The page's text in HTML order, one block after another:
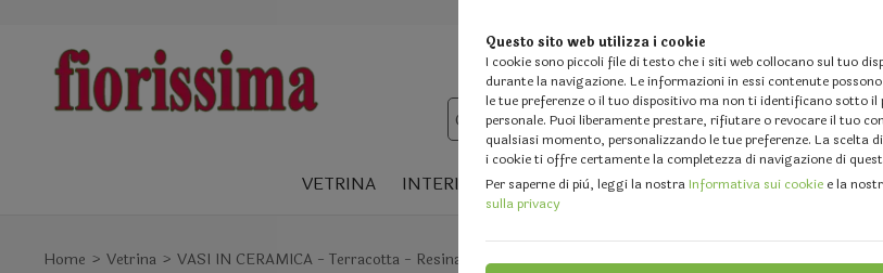
Questo sito web utilizza i cookie
I cookie sono piccoli file di testo che i siti web collocano sul tuo
durante la navigazione. Le informazioni in essi contenute
le tue preferenze o il tuo dispositivo ma non ti identificano sotto il
personale. Puoi liberamente prestare, rifiutare o revocare il tuo
qualsiasi momento, personalizzando le tue preferenze. La scelta
i cookie ti offre certamente la completezza di navigazione di
Per saperne di più, leggi la nostraInformativa sui cookie e la
sulla privacy
VETRINA INTERIOR DESIGN GALLERY DOVE SIAMO
Home Vetrina VASI IN CERAMICA - Terracotta - Resina - Latta Vasi in Ceramica e Terracotta Vasi e